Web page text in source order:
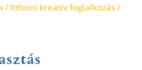
/Itthoni kreatív foglalkozás/